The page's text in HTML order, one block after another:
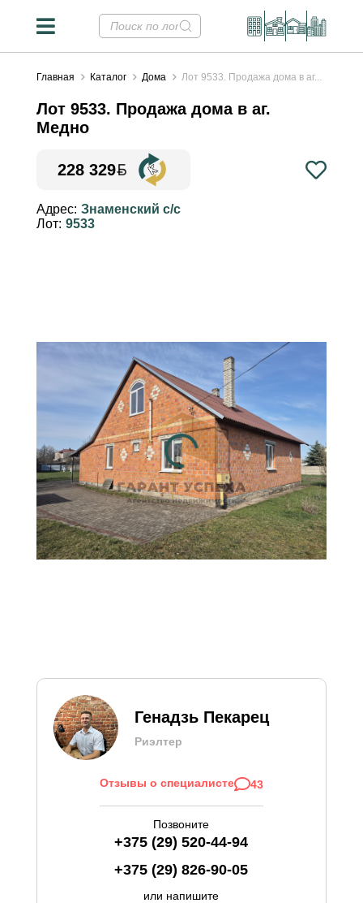
Главная Каталог Дома Лот 9533. Продажа дома в аг...
Лот 9533. Продажа дома в аг.
Медно
228 329
Конвертер валют ✕
Курсы НБРБ на 07.08.2026
рассчитана на основе
официальных курсов НБ РБ
на текущую дату и
предоставлена справочно
для удобства восприятия
цен, в том числе
иностранными гражданами.
Адрес: Знаменский с/с
Лот: 9533
Генадзь Пекарец
Риэлтер
Отзывы о специалисте 43
Позвоните
+375 (29) 520-44-94
+375 (29) 826-90-05
или напишите